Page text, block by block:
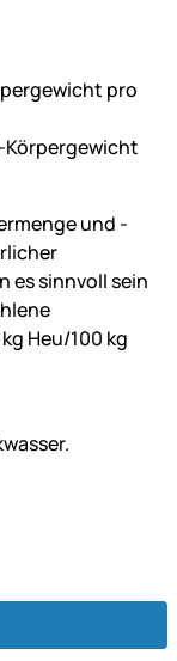
pro
Körpergewicht
und -
es sinnvoll sein
Heu/100 kg